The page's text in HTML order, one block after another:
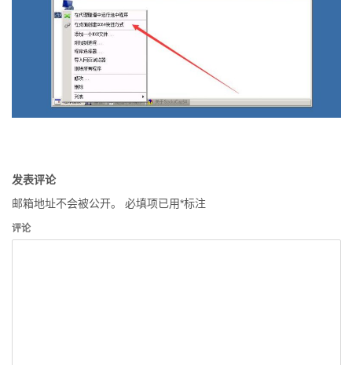
发表评论
邮箱地址不会被公开。
必填项已用*标注
评论